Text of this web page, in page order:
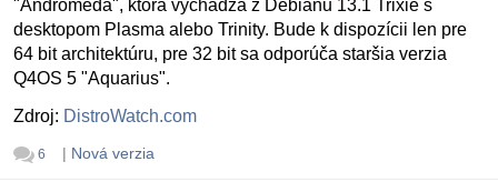
"Andromeda", ktorá vychádza z Debianu 13.1 Trixie s
desktopom Plasma alebo Trinity. Bude k dispozícii len pre
64 bit architektúru, pre 32 bit sa odporúča staršia verzia
Q4OS 5 "Aquarius".
Zdroj: DistroWatch.com
6 | Nová verzia